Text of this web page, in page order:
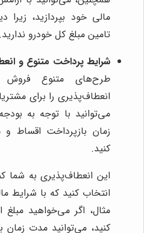
مالی خود بپردازید، زیرا
تامین مبلغ کل خودرو ندارید.
شرایط پرداخت متنوع و
طرح‌های متنوع فروش
انعطاف‌پذیری را برای
می‌توانید با توجه به
زمان بازپرداخت اقساط
کنید.
این انعطاف‌پذیری به شما
انتخاب کنید که با شرایط
مثال، اگر می‌خواهید
کنید، می‌توانید مدت زمان